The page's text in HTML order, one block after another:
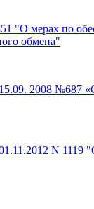
"О мерах по
обмена"
2008 №687
N